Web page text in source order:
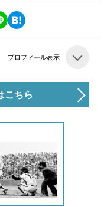
プロフィール表示
こちら